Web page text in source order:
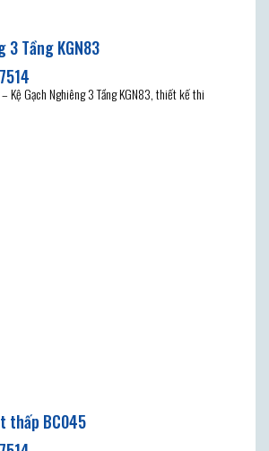
3 Tầng KGN83
Kệ Gạch Nghiêng 3 Tầng KGN83, thiết kế thi
thấp BC045